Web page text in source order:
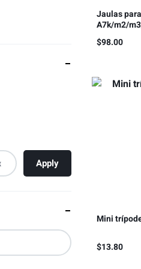
Jaulas
A7k/m2/
Sony FX30/
$98.00
Mini
$13.80
Apply